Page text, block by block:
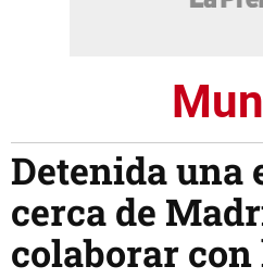
Detenida una
cerca de
colaborar con